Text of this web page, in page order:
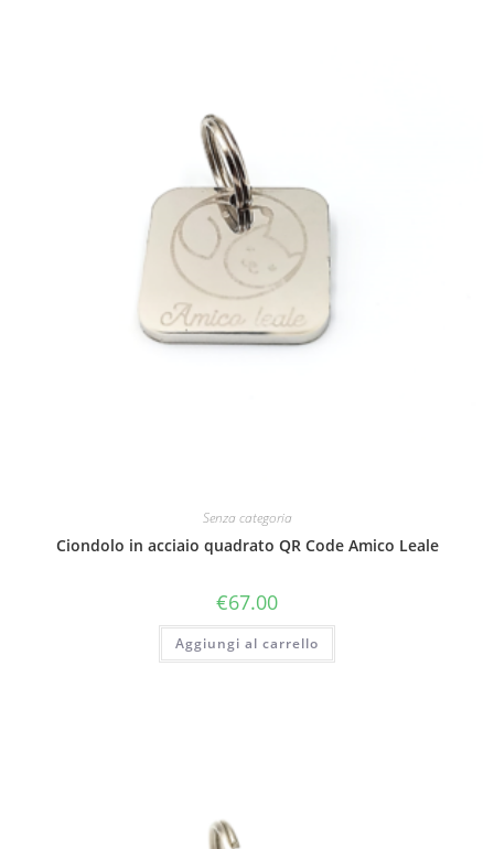
Senza categoria
Ciondolo in acciaio quadrato QR Code Amico Leale
€67.00
Aggiungi al carrello